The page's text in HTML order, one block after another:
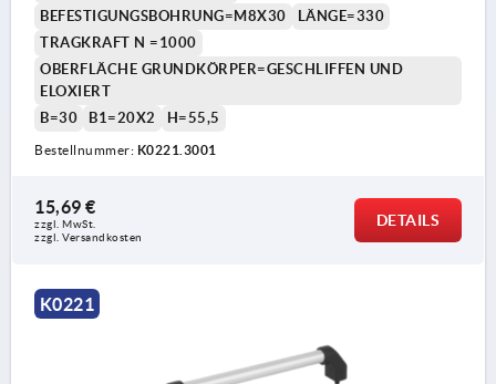
BEFESTIGUNGSBOHRUNG=M8X30
LÄNGE=330
TRAGKRAFT N =1000
OBERFLÄCHE GRUNDKÖRPER=GESCHLIFFEN UND
ELOXIERT
B=30
B1=20X2 H=55,5
Bestellnummer: K0221.3001
15,69 €
zzgl. MwSt.
zzgl. Versandkosten
DETAILS
K0221